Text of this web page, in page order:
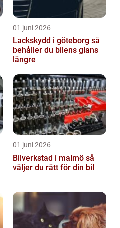
01 juni 2026
Lackskydd i göteborg så
behåller du bilens glans
längre
01 juni 2026
Bilverkstad i malmö så
väljer du rätt för din bil